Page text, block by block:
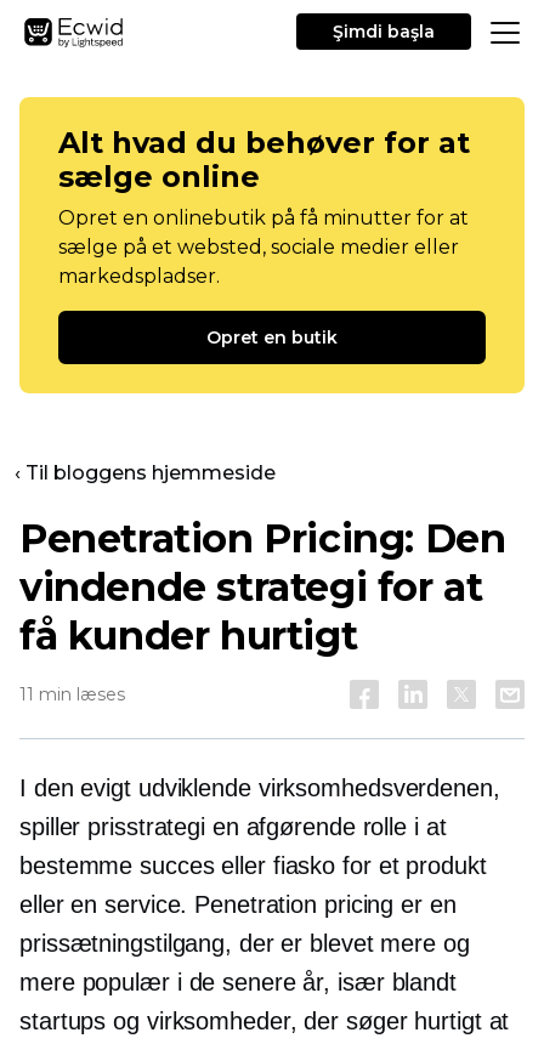
Şimdi başla
Alt hvad du behøver for at
sælge online
Opret en onlinebutik på få minutter for at
sælge på et websted, sociale medier eller
markedspladser.
Opret en butik
‹ Til bloggens hjemmeside
Penetration Pricing: Den
vindende strategi for at
få kunder hurtigt
11 min læses
I denevigt udviklendevirksomhedsverdenen,
spiller prisstrategi en afgørende rolle i at
bestemme succes eller fiasko for et produkt
eller en service. Penetration pricing er en
prissætningstilgang, der er blevet mere og
mere populær i de senere år, især blandt
startups og virksomheder, der søger hurtigt at